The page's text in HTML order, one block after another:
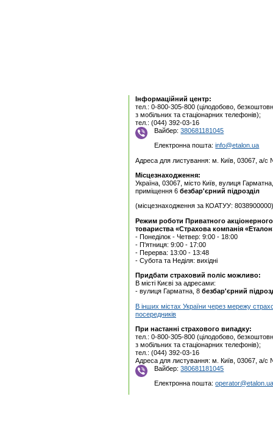
Інформаційний центр:
тел.: 0-800-305-800 (цілодобово,
з мобільних та стаціонарних телефонів);
тел.: (044) 392-03-16
Вайбер:380681181045
Електронна пошта:info@etalon.ua
Адреса для листування: м. Київ, 03067, а/с
Місцезнаходження:
Україна, 03067, місто Київ, вулиця
приміщення 6 безбар'єрний підрозділ
(місцезнаходження за КОАТУУ: 8038900000)
Режим роботи Приватного акцiонерного
товариства «Страхова компанія
- Понеділок - Четвер: 9:00 - 18:00
- П'ятниця: 9:00 - 17:00
- Перерва: 13:00 - 13:48
- Субота та Неділя: вихідні
Придбати страховий поліс можливо:
В місті Києві за адресами:
- вулиця Гарматна, 8 безбар'єрний
В інших містах України через мережу
посередників
При настанні страхового випадку:
тел.: 0-800-305-800 (цілодобово,
з мобільних та стаціонарних телефонів);
тел.: (044) 392-03-16
Адреса для листування: м. Київ, 03067, а/с
Вайбер:380681181045
Електронна пошта: